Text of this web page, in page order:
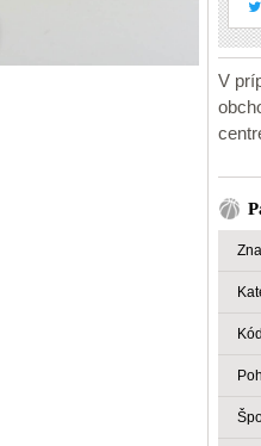
V